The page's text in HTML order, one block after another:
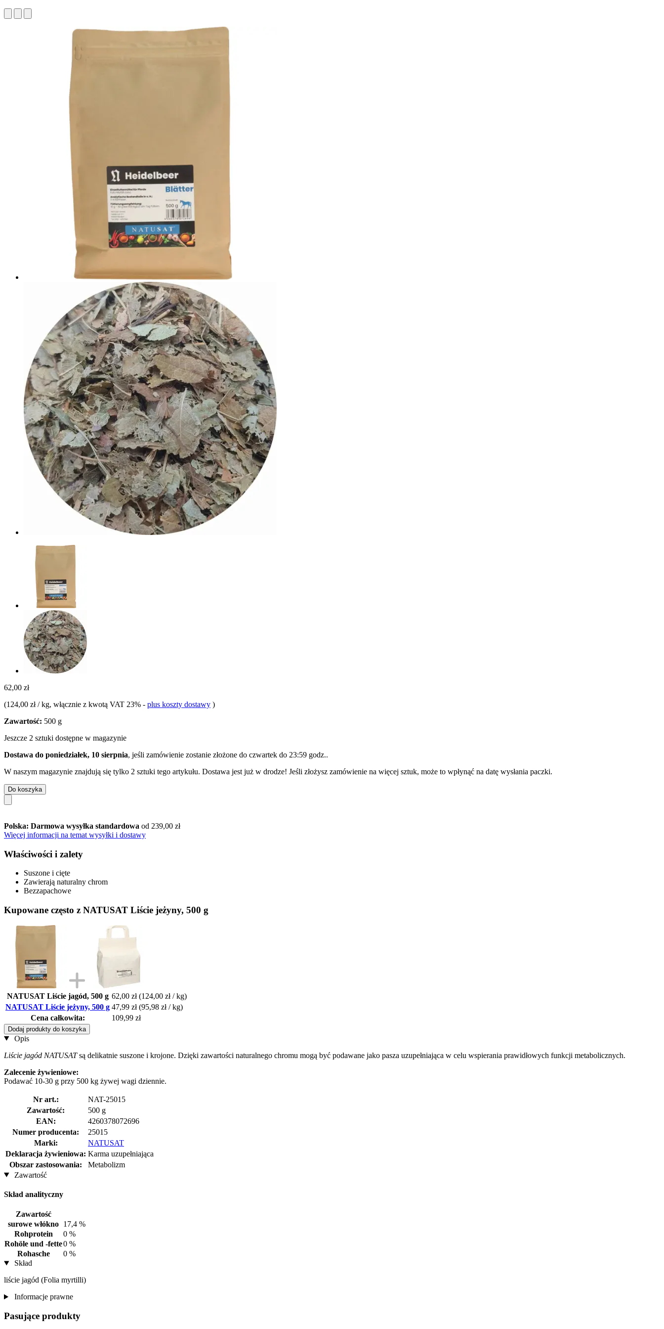
62,00 zł
(124,00 zł / kg, włącznie z kwotą VAT 23% - plus koszty dostawy )
Zawartość: 500 g
Jeszcze 2 sztuki dostępne w magazynie
Dostawa do poniedziałek, 10 sierpnia, jeśli zamówienie zostanie złożone do czwartek do 23:59 godz..
W naszym magazynie znajdują się tylko 2 sztuki tego artykułu. Dostawa jest już w drodze! Jeśli złożysz zamówienie na więcej sztuk, może to wpłynąć na datę wysłania paczki.
Do koszyka
Polska: Darmowa wysyłka standardowa od 239,00 zł
Więcej informacji na temat wysyłki i dostawy
Właściwości i zalety
Suszone i cięte
Zawierają naturalny chrom
Bezzapachowe
Kupowane często z NATUSAT Liście jeżyny, 500 g
NATUSAT Liście jagód, 500 g 62,00 zł (124,00 zł / kg)
NATUSAT Liście jeżyny, 500 g 47,99 zł (95,98 zł / kg)
Cena całkowita:
109,99 zł
Dodaj produkty do koszyka
Opis
Liście jagód NATUSATsą delikatnie suszone i krojone. Dzięki zawartości naturalnego chromu mogą być podawane jako pasza uzupełniająca w celu wspierania prawidłowych funkcji metabolicznych.
Zalecenie żywieniowe:
Podawać 10-30 g przy 500 kg żywej wagi dziennie.
Nr art.:
NAT-25015
Zawartość:
500 g
EAN:
4260378072696
Numer producenta:
25015
Marki:
NATUSAT
Deklaracja żywieniowa: Karma uzupełniająca
Obszar zastosowania:
Metabolizm
Zawartość
Skład analityczny
Zawartość
surowe włókno 17,4 %
Rohprotein
0 %
Rohöle und -fette0 %
Rohasche
0 %
Skład
liście jagód (Folia myrtilli)
Informacje prawne
Pasujące produkty